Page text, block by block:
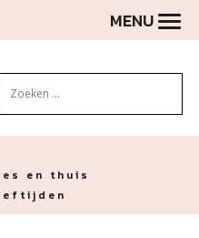
MENU
en thuis